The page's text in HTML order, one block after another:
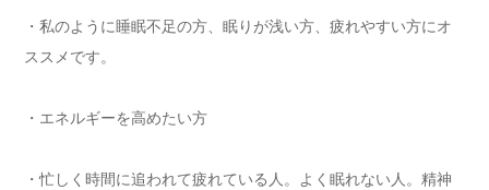
・私のように睡眠不足の方、眠りが浅い方、疲れやすい方にオ
ススメです。
・エネルギーを高めたい方
・忙しく時間に追われて疲れている人。よく眠れない人。精神